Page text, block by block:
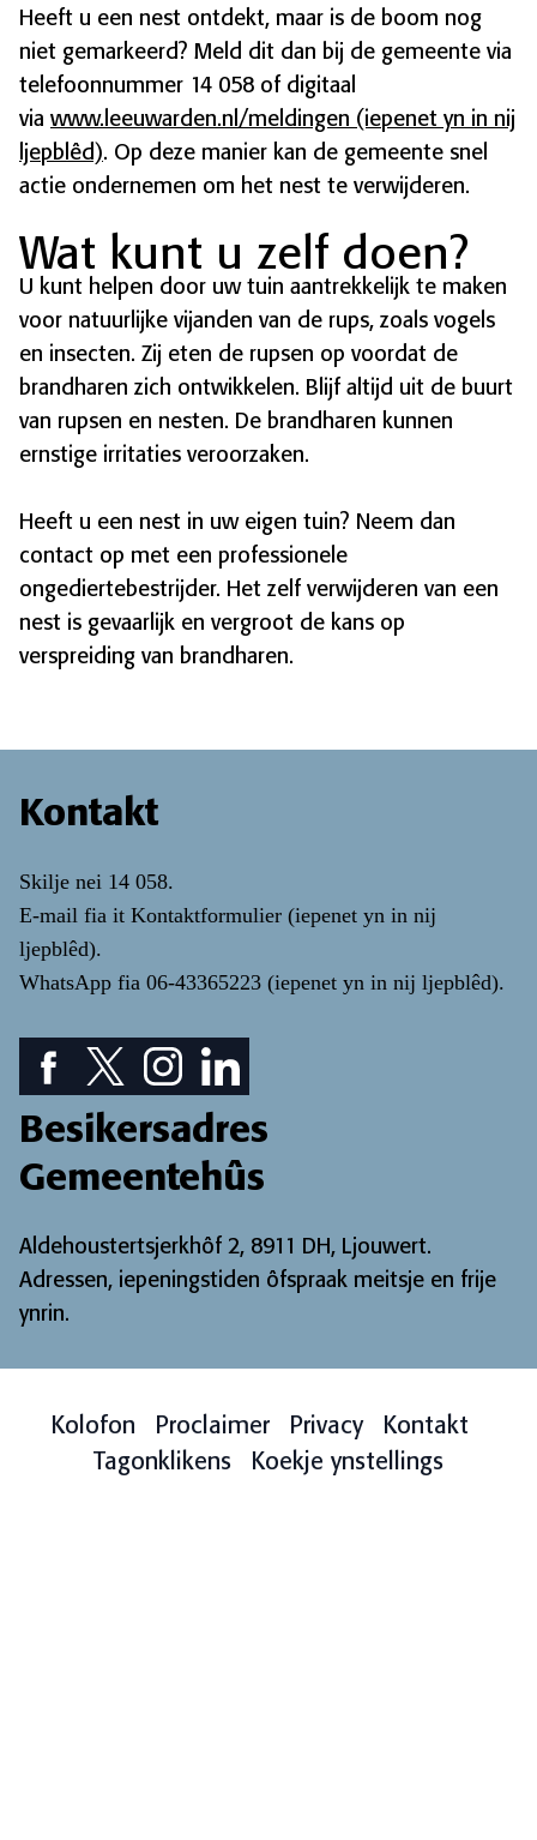
Heeft u een nest ontdekt, maar is de boom nog
niet gemarkeerd? Meld dit dan bij de gemeente via
telefoonnummer 14 058 of digitaal
via www.leeuwarden.nl/meldingen (iepenet yn in nij
ljepblêd). Op deze manier kan de gemeente snel
actie ondernemen om het nest te verwijderen.
Wat kunt u zelf doen?
U kunt helpen door uw tuin aantrekkelijk te maken
voor natuurlijke vijanden van de rups, zoals vogels
en insecten. Zij eten de rupsen op voordat de
brandharen zich ontwikkelen. Blijf altijd uit de buurt
van rupsen en nesten. De brandharen kunnen
ernstige irritaties veroorzaken.
Heeft u een nest in uw eigen tuin? Neem dan
contact op met een professionele
ongediertebestrijder. Het zelf verwijderen van een
nest is gevaarlijk en vergroot de kans op
verspreiding van brandharen.
Kontakt
Skilje nei 14 058.
E-mail fia it Kontaktformulier (iepenet yn in nij
ljepblêd).
WhatsApp fia 06-43365223 (iepenet yn in nij ljepblêd).
Facebook piktogram: sjoch ús Facebook pagina
Twitter piktogram: sjoch ús Twitter pagina
Instagram ikoan: Besjoch ús Instagram
LinkedIn ikoan: besjoch ús LinkedIn
Besikersadres
Gemeentehûs
Aldehoustertsjerkhôf 2, 8911 DH, Ljouwert.
Adressen, iepeningstiden ôfspraak meitsje en frije
ynrin.
Kolofon Proclaimer Privacy
Kontakt
Tagonklikens
Koekje ynstellings